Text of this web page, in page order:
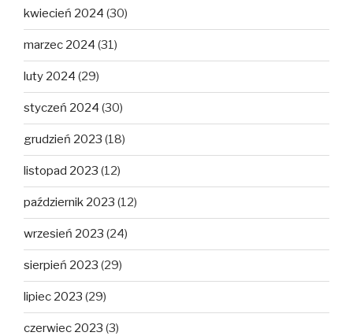
kwiecień 2024 (30)
marzec 2024 (31)
luty 2024 (29)
styczeń 2024 (30)
grudzień 2023 (18)
listopad 2023 (12)
październik 2023 (12)
wrzesień 2023 (24)
sierpień 2023 (29)
lipiec 2023 (29)
czerwiec 2023 (3)